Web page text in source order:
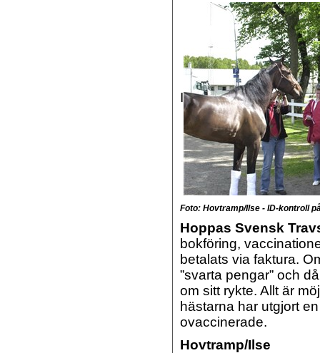
I
Foto: Hovtramp/Ilse - ID-kontroll
Hoppas Svensk
bokföring,
betalats via faktura.
”svarta pengar” och
om sitt rykte. Allt är
hästarna har utgjort
ovaccinerade.
Hovtramp/Ilse